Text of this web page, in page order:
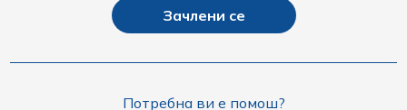
Зачлени се
Потребна ви е помош?